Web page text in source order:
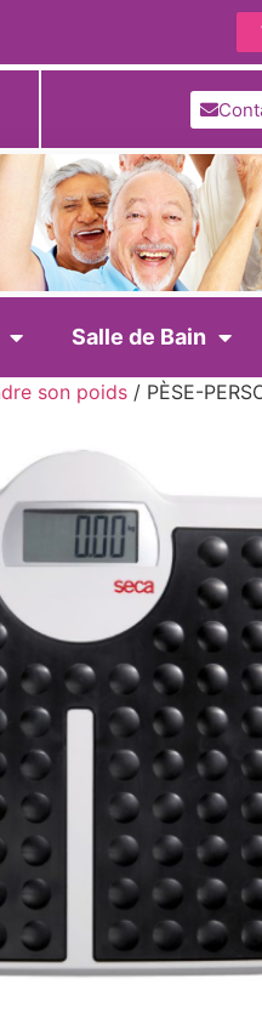
Salle de Bain
son poids / PÈSE-